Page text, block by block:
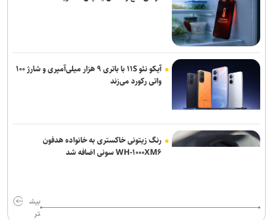
آیکو نئو ۱۱S با باتری ۹ هزار میلی‌آمپری و شارژ ۱۰۰
واتی رکورد می‌زند
رنگ زیتونی خاکستری به خانواده هدفون
WH-۱۰۰۰XM۶ سونی اضافه شد
بیش
تر